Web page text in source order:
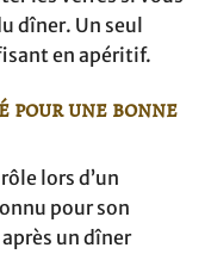
dîner. Un seul
en apéritif.
une bonne
lors d’un
pour son
après un dîner